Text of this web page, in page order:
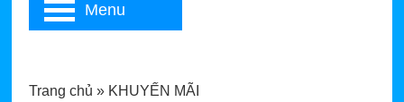
Trang chủ » KHUYẾN MÃI
Menu